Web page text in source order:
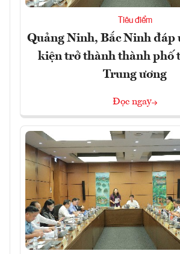
Tiêu điểm
Quảng Ninh, Bắc Ninh đáp
kiện trở thành thành phố
Trung ương
Đọc ngay